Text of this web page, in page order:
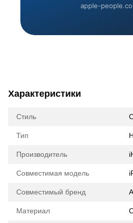
apple-
Характеристики
Стиль
Тип
Производитель
Совместимая модель
Совместимый бренд
Материал